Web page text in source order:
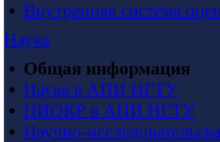
Внутренняя система
Наука
Общая информация
Наука в АПИ НГТУ
НИОКР в АПИ НГТУ
Научно-